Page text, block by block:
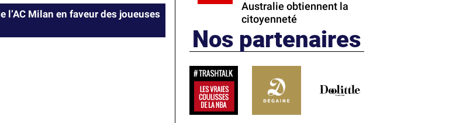
Milan en faveur des joueuses
Australie obtiennent la
citoyenneté
Nos partenaires